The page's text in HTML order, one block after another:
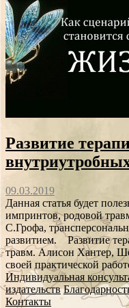
Развитие
09.03.2019
Данная статья будет
импринтов, родовой
С.Грофа,
развитием. Развитие
травм. Алисон Хантер,
своей практической
Индивидуальная
издательств
Контакты